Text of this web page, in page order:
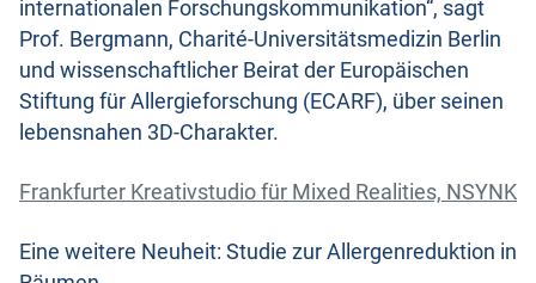
internationalen Forschungskommunikation“, sagt
Prof. Bergmann, Charité-Universitätsmedizin Berlin
und wissenschaftlicher Beirat der Europäischen
Stiftung für Allergieforschung (ECARF), über seinen
lebensnahen 3D-Charakter.
Frankfurter Kreativstudio für Mixed Realities, NSYNK
Eine weitere Neuheit: Studie zur Allergenreduktion in